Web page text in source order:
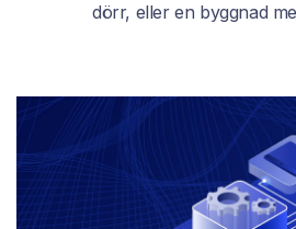
dörr, eller en byggnad